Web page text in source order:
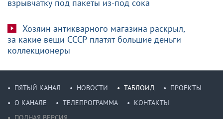
взрывчатку под пакеты из-под сока
Хозяин антикварного магазина раскрыл,
за какие вещи СССР платят большие деньги
коллекционеры
ПЯТЫЙ КАНАЛ НОВОСТИ ТАБЛОИД
ПРОЕКТЫ
О КАНАЛЕ
ТЕЛЕПРОГРАММА
КОНТАКТЫ